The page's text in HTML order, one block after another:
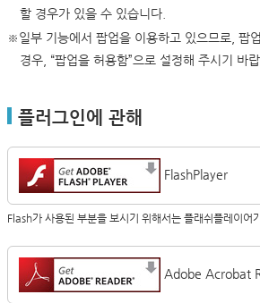
할 경우가 있을 수 있습니다.
※일부 기능에서 팝업을 이용하고 있으므로, 팝
경우, “팝업을 허용함”으로 설정해 주시기 바랍
플러그인에 관해
FlashPlayer
Flash가 사용된 부분을 보시기 위해서는 플래쉬플레이어
Adobe Acrobat